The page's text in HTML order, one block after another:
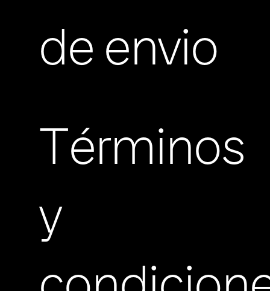
de envio
Términos
y